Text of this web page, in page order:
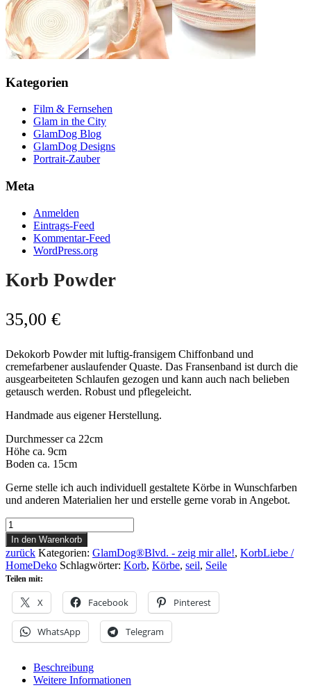
Kategorien
Film & Fernsehen
Glam in the City
GlamDog Blog
GlamDog Designs
Portrait-Zauber
Meta
Anmelden
Eintrags-Feed
Kommentar-Feed
WordPress.org
Korb Powder
35,00 €
Dekokorb Powder mit luftig-fransigem Chiffonband und
cremefarbener auslaufender Quaste. Das Fransenband ist durch die
ausgearbeiteten Schlaufen gezogen und kann auch nach belieben
getausch werden. Robust und pflegeleicht.
Handmade aus eigener Herstellung.
Durchmesser ca 22cm
Höhe ca. 9cm
Boden ca. 15cm
Gerne stelle ich auch individuell gestaltete Körbe in Wunschfarben
und anderen Materialien her und erstelle gerne vorab in Angebot.
Korb
Powder
Menge
In den Warenkorb
zurück Kategorien: GlamDog®Blvd. - zeig mir alle!, KorbLiebe /
HomeDeko Schlagwörter: Korb, Körbe, seil, Seile
Teilen mit:
X Facebook Pinterest
WhatsApp Telegram
Beschreibung
Weitere Informationen